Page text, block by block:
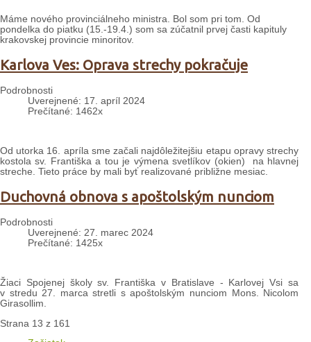
Máme nového provinciálneho ministra. Bol som pri tom. Od
pondelka do piatku (15.-19.4.) som sa zúčatnil prvej časti kapituly
krakovskej provincie minoritov.
Karlova Ves: Oprava strechy pokračuje
Podrobnosti
Uverejnené: 17. apríl 2024
Prečítané: 1462x
Od utorka 16. apríla sme začali najdôležitejšiu etapu opravy strechy
kostola sv. Františka a tou je výmena svetlíkov (okien) na hlavnej
streche. Tieto práce by mali byť realizované približne mesiac.
Duchovná obnova s apoštolským nunciom
Podrobnosti
Uverejnené: 27. marec 2024
Prečítané: 1425x
Žiaci Spojenej školy sv. Františka v Bratislave - Karlovej Vsi sa
v stredu 27. marca stretli s apoštolským nunciom Mons. Nicolom
Girasollim.
Strana 13 z 161